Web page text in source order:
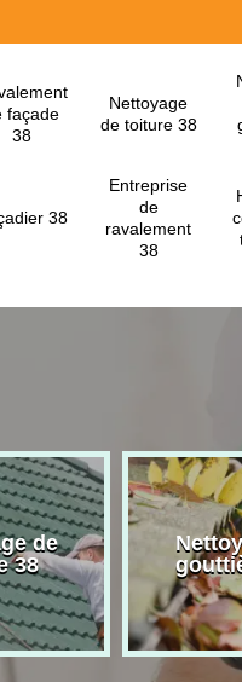
façade
38
Nettoyage
de toiture 38
38
Entreprise
de
ravalement
38
de
38